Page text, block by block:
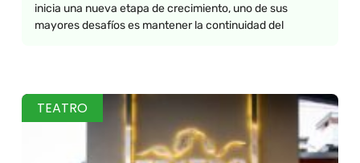
inicia una nueva etapa de crecimiento, uno de sus
mayores desafíos es mantener la continuidad del
TEATRO